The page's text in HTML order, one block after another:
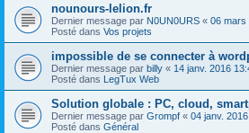
nounours-lelion.fr
Dernier message par N0UN0URS « 06 mars
Posté dans Vos projets
impossible de se connecter à
Dernier message par billy « 14 janv. 2016
Posté dans LegTux Web
Solution globale : PC, cloud,
Dernier message par Grompf « 04 janv.
Posté dans Général